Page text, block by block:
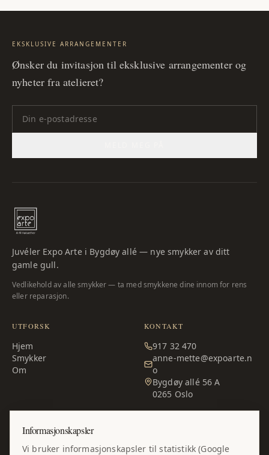
EKSKLUSIVE ARRANGEMENTER
Ønsker du invitasjon til eksklusive arrangementer og
nyheter fra atelieret?
Juvéler Expo Arte i Bygdøy allé — nye smykker av ditt
gamle gull.
Vedlikehold av alle smykker — ta med smykkene dine innom for rens
eller reparasjon.
UTFORSK
Hjem
Smykker
Om
KONTAKT
917 32 470
anne-mette@expoarte.n
o
Bygdøy allé 56 A
0265 Oslo
ÅPNINGSTIDER
Man – fre:10:00–17:00
Informasjonskapsler
Vi bruker informasjonskapsler til statistikk (Google